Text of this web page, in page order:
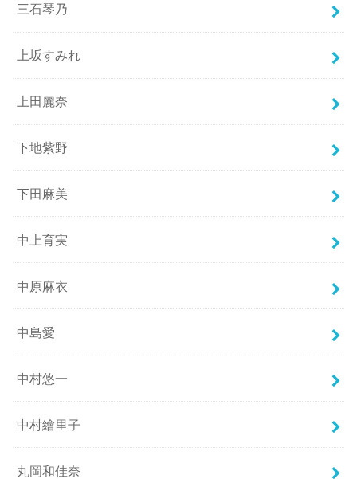
三石琴乃
上坂すみれ
上田麗奈
下地紫野
下田麻美
中上育実
中原麻衣
中島愛
中村悠一
中村繪里子
丸岡和佳奈